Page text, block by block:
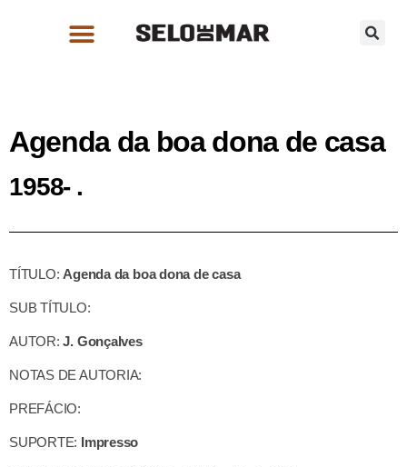
Agenda da boa dona de casa
1958- .
TÍTULO: Agenda da boa dona de casa
SUB TÍTULO:
AUTOR:J. Gonçalves
NOTAS DE AUTORIA:
PREFÁCIO:
SUPORTE: Impresso